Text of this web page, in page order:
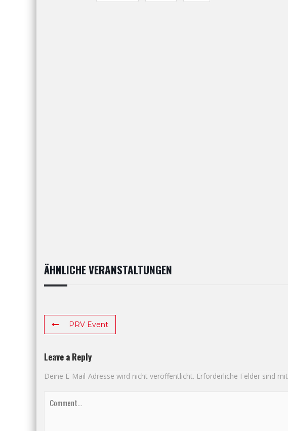
ÄHNLICHE VERANSTALTUNGEN
PRV Event
Leave a Reply
Deine E-Mail-Adresse wird nicht veröffentlicht. Erforderliche Felder sind mit